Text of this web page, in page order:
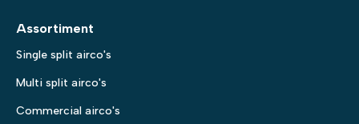
Assortiment
Single split airco's
Multi split airco's
Commercial airco's